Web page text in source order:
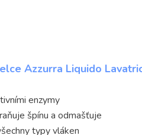
Azzurra Liquido
enzymy
špínu a odmašťuje
typy vláken